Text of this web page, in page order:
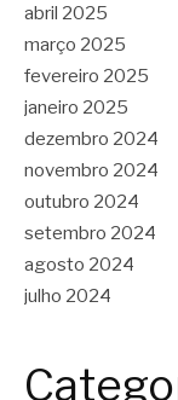
abril 2025
março 2025
fevereiro 2025
janeiro 2025
dezembro 2024
novembro 2024
outubro 2024
setembro 2024
agosto 2024
julho 2024